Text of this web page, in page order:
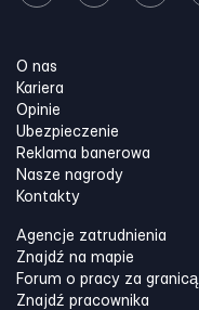
O nas
Kariera
Opinie
Ubezpieczenie
Reklama banerowa
Nasze nagrody
Kontakty
Agencje zatrudnienia
Znajdź na mapie
Forum o pracy za granicą
Znajdź pracownika